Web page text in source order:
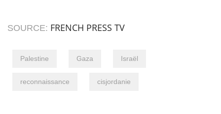
SOURCE: FRENCH PRESS TV
Palestine Gaza Israël
reconnaissance cisjordanie